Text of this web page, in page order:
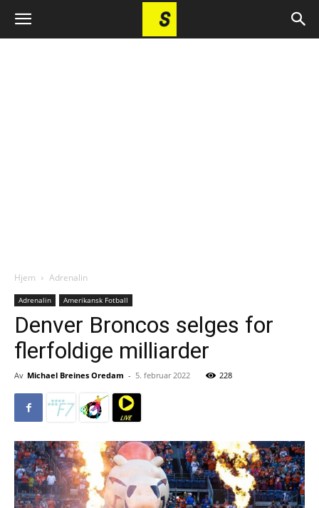
Hjem Adrenalin
Adrenalin Amerikansk Fotball
Denver Broncos selges for
flerfoldige milliarder
Av Michael Breines Oredam - 5. februar 2022 228